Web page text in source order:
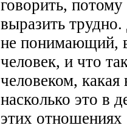
говорить,
выразить
не понимающий,
человек, и что
человеком, какая
насколько это в
этих отношениях